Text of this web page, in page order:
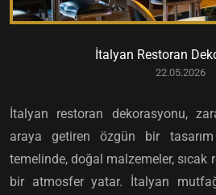
İtalyan Restoran
22.05.2026
İtalyan restoran dekorasyonu,
araya getiren özgün bir tasarım
temelinde, doğal malzemeler, sıcak
bir atmosfer yatar. İtalyan